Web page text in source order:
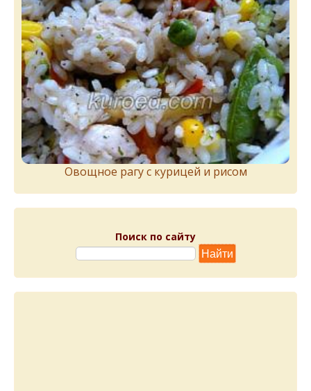
Овощное рагу с курицей и рисом
Поиск по сайту